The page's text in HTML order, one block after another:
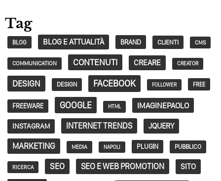
Tag
BLOG BLOG E ATTUALITÀ BRAND CLIENTI CMS
COMMUNICATION CONTENUTI CREARE CREATOR
DESIGN DESIGN FACEBOOK FOLLOWER FREE
FREEWARE GOOGLE HTML IMAGINEPAOLO
INSTAGRAM INTERNET TRENDS JQUERY
MARKETING MEDIA NAPOLI PLUGIN PUBBLICO
RICERCA SEO SEO E WEB PROMOTION SITO